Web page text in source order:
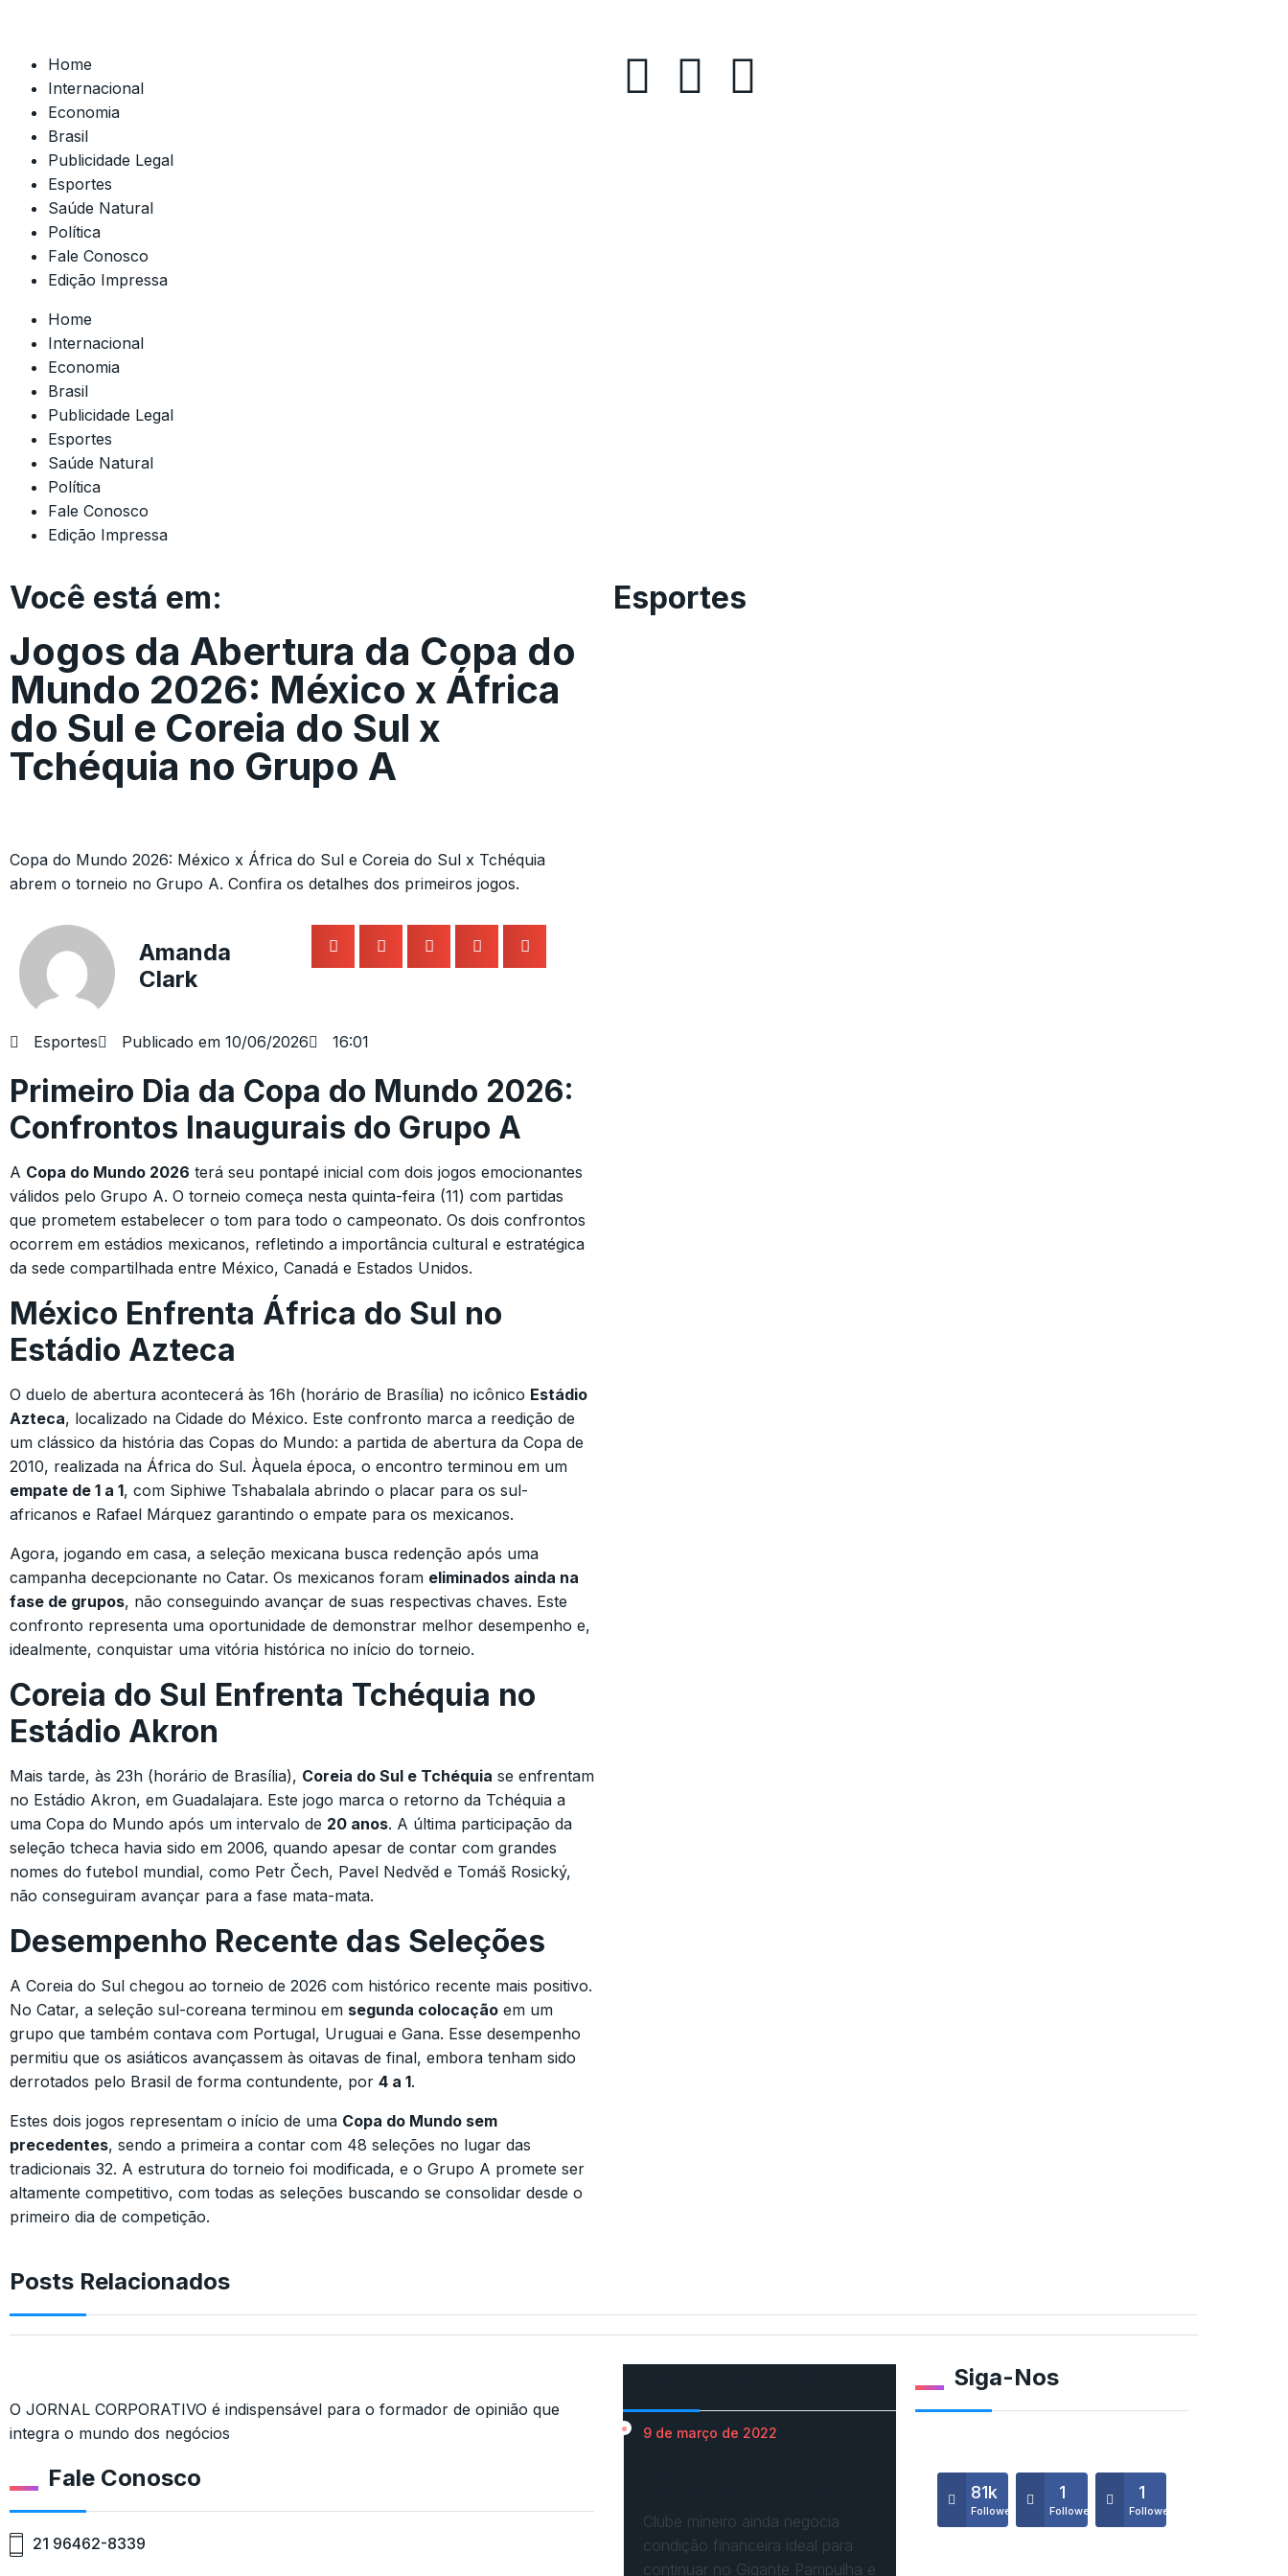
Home
Internacional
Economia
Brasil
Publicidade Legal
Esportes
Saúde Natural
Política
Fale Conosco
Edição Impressa
Home
Internacional
Economia
Brasil
Publicidade Legal
Esportes
Saúde Natural
Política
Fale Conosco
Edição Impressa
Você está em: Esportes
Jogos da Abertura da Copa do
Mundo 2026: México x África
do Sul e Coreia do Sul x
Tchéquia no Grupo A
Copa do Mundo 2026: México x África do Sul e Coreia do Sul x Tchéquia
abrem o torneio no Grupo A. Confira os detalhes dos primeiros jogos.
Amanda
Clark
Esportes Publicado em 10/06/2026 16:01
Primeiro Dia da Copa do Mundo 2026:
Confrontos Inaugurais do Grupo A
A Copa do Mundo 2026 terá seu pontapé inicial com dois jogos emocionantes
válidos pelo Grupo A. O torneio começa nesta quinta-feira (11) com partidas
que prometem estabelecer o tom para todo o campeonato. Os dois confrontos
ocorrem em estádios mexicanos, refletindo a importância cultural e estratégica
da sede compartilhada entre México, Canadá e Estados Unidos.
México Enfrenta África do Sul no
Estádio Azteca
O duelo de abertura acontecerá às 16h (horário de Brasília) no icônico Estádio
Azteca, localizado na Cidade do México. Este confronto marca a reedição de
um clássico da história das Copas do Mundo: a partida de abertura da Copa de
2010, realizada na África do Sul. Àquela época, o encontro terminou em um
empate de 1 a 1, com Siphiwe Tshabalala abrindo o placar para os sul-
africanos e Rafael Márquez garantindo o empate para os mexicanos.
Agora, jogando em casa, a seleção mexicana busca redenção após uma
campanha decepcionante no Catar. Os mexicanos foram eliminados ainda na
fase de grupos, não conseguindo avançar de suas respectivas chaves. Este
confronto representa uma oportunidade de demonstrar melhor desempenho e,
idealmente, conquistar uma vitória histórica no início do torneio.
Coreia do Sul Enfrenta Tchéquia no
Estádio Akron
Mais tarde, às 23h (horário de Brasília), Coreia do Sul e Tchéquia se enfrentam
no Estádio Akron, em Guadalajara. Este jogo marca o retorno da Tchéquia a
uma Copa do Mundo após um intervalo de 20 anos. A última participação da
seleção tcheca havia sido em 2006, quando apesar de contar com grandes
nomes do futebol mundial, como Petr Čech, Pavel Nedvěd e Tomáš Rosický,
não conseguiram avançar para a fase mata-mata.
Desempenho Recente das Seleções
A Coreia do Sul chegou ao torneio de 2026 com histórico recente mais positivo.
No Catar, a seleção sul-coreana terminou em segunda colocação em um
grupo que também contava com Portugal, Uruguai e Gana. Esse desempenho
permitiu que os asiáticos avançassem às oitavas de final, embora tenham sido
derrotados pelo Brasil de forma contundente, por 4 a 1.
Estes dois jogos representam o início de uma Copa do Mundo sem
precedentes, sendo a primeira a contar com 48 seleções no lugar das
tradicionais 32. A estrutura do torneio foi modificada, e o Grupo A promete ser
altamente competitivo, com todas as seleções buscando se consolidar desde o
primeiro dia de competição.
Posts Relacionados
O JORNAL CORPORATIVO é indispensável para o formador de opinião que
integra o mundo dos negócios
Fale Conosco
21 96462-8339
9 de março de 2022
Clube mineiro ainda negocia
condição financeira ideal para
continuar no Gigante Pampulha e
Siga-Nos
81k
Followers
1
Followers
1
Followers